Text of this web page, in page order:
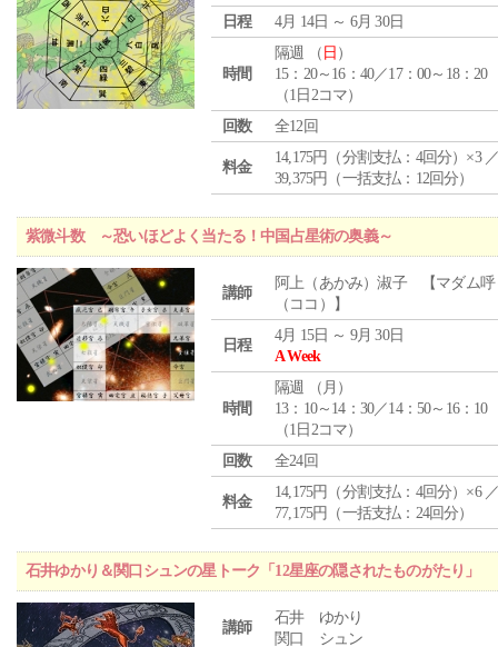
日程
4月 14日 ～ 6月 30日
時間
隔週 （ 日 ）
15：20～16：40／17：00～18：20
（1日2コマ）
回数
全12回
料金
14,175円（分割支払：4回分）×3
39,375円（一括支払：12回分）
紫微斗数 ～恐いほどよく当たる！中国占星術の奥義～
講師
阿上（あかみ）淑子 【マダム呼
（ココ）】
日程
4月 15日 ～ 9月 30日
A Week
時間
隔週 （ 月 ）
13：10～14：30／14：50～16：10
（1日2コマ）
回数
全24回
料金
14,175円（分割支払：4回分）×6
77,175円（一括支払：24回分）
石井ゆかり＆関口シュンの星トーク「12星座の隠されたものがたり」
講師
石井 ゆかり
関口 シュン